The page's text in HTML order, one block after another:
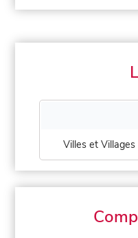
Villes et Villages